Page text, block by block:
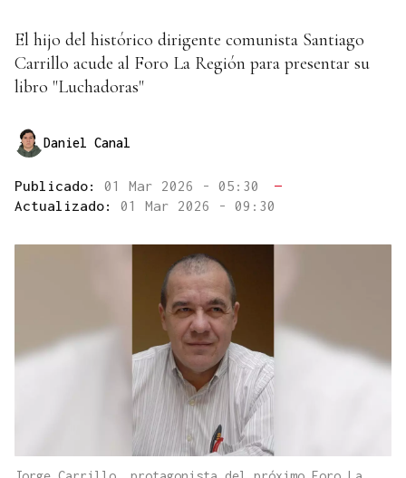
El hijo del histórico dirigente comunista Santiago
Carrillo acude al Foro La Región para presentar su
libro "Luchadoras"
Daniel Canal
Publicado: 01 Mar 2026 - 05:30
—
Actualizado: 01 Mar 2026 - 09:30